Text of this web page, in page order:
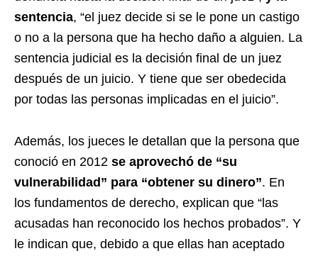
sentencia, “el juez decide si se le pone un castigo
o no a la persona que ha hecho daño a alguien. La
sentencia judicial es la decisión final de un juez
después de un juicio. Y tiene que ser obedecida
por todas las personas implicadas en el juicio”.
Además, los jueces le detallan que la persona que
conoció en 2012 se aprovechó de “su
vulnerabilidad” para “obtener su dinero”. En
los fundamentos de derecho, explican que “las
acusadas han reconocido los hechos probados”. Y
le indican que, debido a que ellas han aceptado